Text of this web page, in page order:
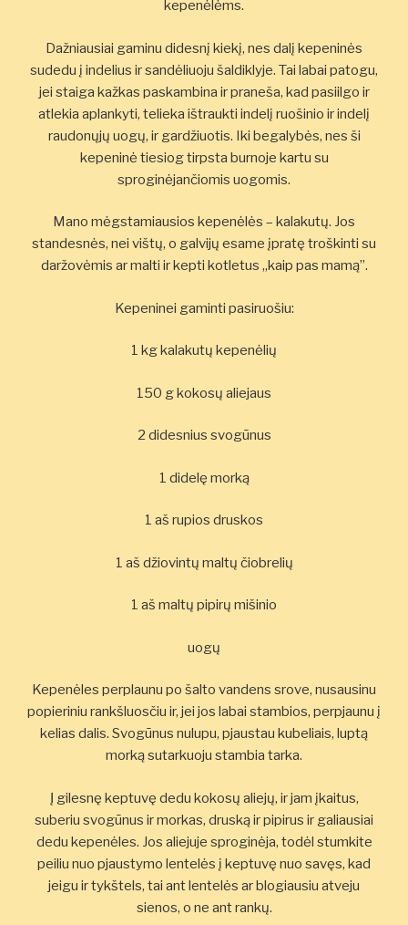
kepenėlėms.
Dažniausiai gaminu didesnį kiekį, nes dalį kepeninės
sudedu į indelius ir sandėliuoju šaldiklyje. Tai labai patogu,
jei staiga kažkas paskambina ir praneša, kad pasiilgo ir
atlekia aplankyti, telieka ištraukti indelį ruošinio ir indelį
raudonųjų uogų, ir gardžiuotis. Iki begalybės, nes ši
kepeninė tiesiog tirpsta burnoje kartu su
sproginėjančiomis uogomis.
Mano mėgstamiausios kepenėlės – kalakutų. Jos
standesnės, nei vištų, o galvijų esame įpratę troškinti su
daržovėmis ar malti ir kepti kotletus „kaip pas mamą”.
Kepeninei gaminti pasiruošiu:
1 kg kalakutų kepenėlių
150 g kokosų aliejaus
2 didesnius svogūnus
1 didelę morką
1 aš rupios druskos
1 aš džiovintų maltų čiobrelių
1 aš maltų pipirų mišinio
uogų
Kepenėles perplaunu po šalto vandens srove, nusausinu
popieriniu rankšluosčiu ir, jei jos labai stambios, perpjaunu į
kelias dalis. Svogūnus nulupu, pjaustau kubeliais, luptą
morką sutarkuoju stambia tarka.
Į gilesnę keptuvę dedu kokosų aliejų, ir jam įkaitus,
suberiu svogūnus ir morkas, druską ir pipirus ir galiausiai
dedu kepenėles. Jos aliejuje sproginėja, todėl stumkite
peiliu nuo pjaustymo lentelės į keptuvę nuo savęs, kad
jeigu ir tykštels, tai ant lentelės ar blogiausiu atveju
sienos, o ne ant rankų.